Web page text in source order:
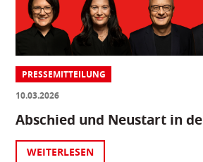
PRESSEMITTEILUNG
10.03.2026
Abschied und Neustart in
WEITERLESEN